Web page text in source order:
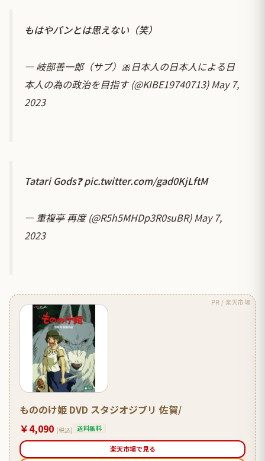
もはやパンとは思えない（笑）
— 岐部善一郎（サブ）🎀日本人の日本人による日
本人の為の政治を目指す (@KIBE19740713)May 7,
2023
Tatari Gods❓pic.twitter.com/gad0KjLftM
— 重複亭 再度 (@R5h5MHDp3R0suBR)May 7,
2023
PR / 楽天市場
もののけ姫 DVD スタジオジブリ 佐賀/
￥4,090 (税込) 送料無料
楽天市場で見る